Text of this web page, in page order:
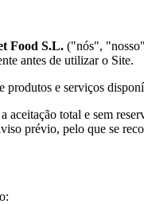
Food S.L. ("nós",
antes de utilizar o Site.
produtos e serviços
total e sem
prévio, pelo que se